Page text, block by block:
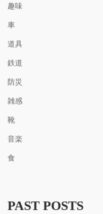
趣味
車
道具
鉄道
防災
雑感
靴
音楽
食
PAST POSTS